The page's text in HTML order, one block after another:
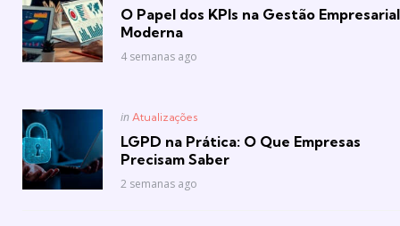
O Papel dos KPIs na Gestão Empresarial
Moderna
4 semanas ago
Posted
in Atualizações
LGPD na Prática: O Que Empresas
Precisam Saber
2 semanas ago